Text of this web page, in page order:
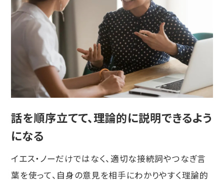
話を順序立てて、理論的に説明できるよう
になる
イエス・ノーだけではなく、適切な接続詞やつなぎ言
葉を使って、自身の意見を相手にわかりやすく理論的